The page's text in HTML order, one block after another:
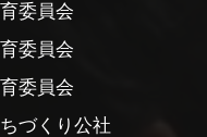
委員会
委員会
委員会
づくり公社